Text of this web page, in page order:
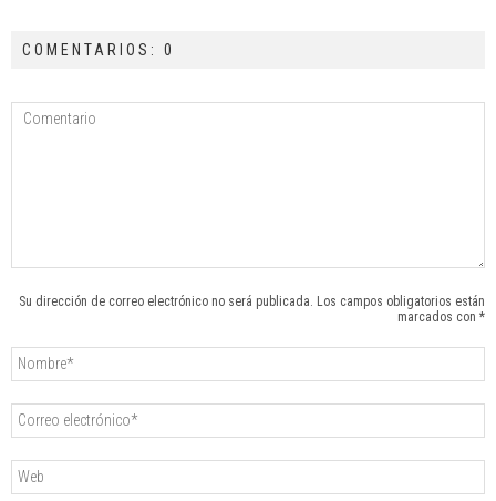
COMENTARIOS: 0
Su dirección de correo electrónico no será publicada. Los campos obligatorios están
marcados con *